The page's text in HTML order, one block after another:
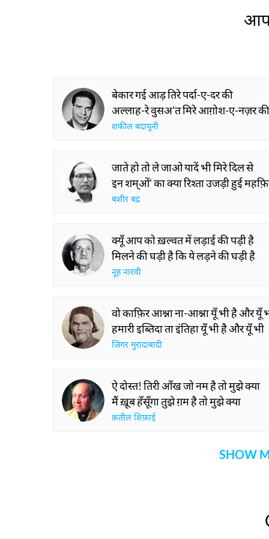
आप
बेकार गई आड़ तिरे पर्दा-ए-दर की
अल्लाह-रे वुसअ'त मिरे आग़ोश-ए-नज़र की
शकील बदायूनी
जाते हो तो ले जाओ यादें भी मिरे दिल से
इन शम्ओं' का क्या रिश्ता उजड़ी हुई
बशीर बद्र
क्यूँ आप को ख़ल्वत में लड़ाई की पड़ी है
मिलने की घड़ी है कि ये लड़ने की घड़ी है
नूह नारवी
वो काफ़िर आश्ना ना-आश्ना यूँ भी है और यूँ
हमारी इब्तिदा ता इंतिहा यूँ भी है और यूँ भी
जिगर मुरादाबादी
ऐ दोस्त! तिरी आँख जो नम है तो मुझे क्या
मैं ख़ूब हँसूँगा तुझे ग़म है तो मुझे क्या
क़तील शिफ़ाई
SHOW